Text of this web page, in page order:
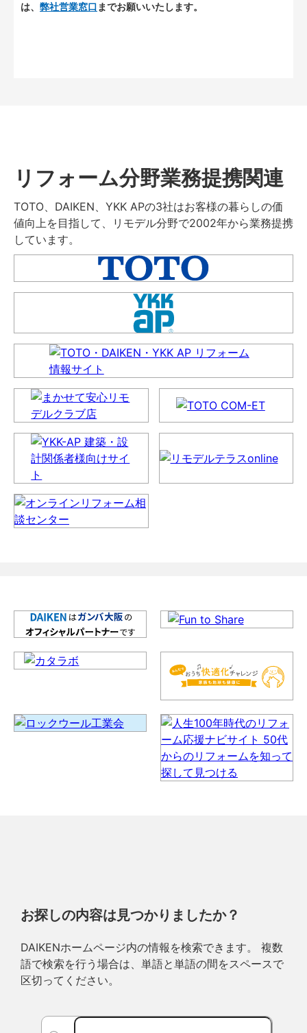
は、 弊社営業窓口 までお願いいたします。
リフォーム分野業務提携関連
TOTO、DAIKEN、YKK APの3社はお客様の暮らしの価
値向上を目指して、リモデル分野で2002年から業務提携
しています。
お探しの内容は見つかりましたか？
DAIKENホームページ内の情報を検索できます。 複数
語で検索を行う場合は、単語と単語の間をスペースで
区切ってください。